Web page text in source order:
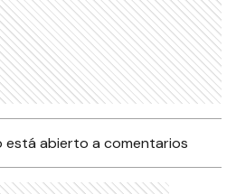
está abierto a comentarios